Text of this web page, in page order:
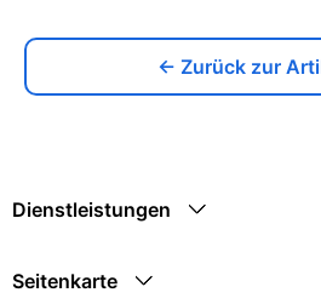
← Zurück zur
Dienstleistungen
Seitenkarte